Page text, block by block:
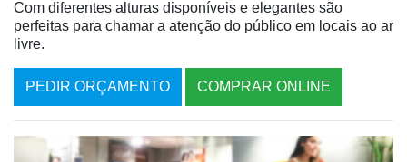
Com diferentes alturas disponíveis e elegantes são
perfeitas para chamar a atenção do público em locais ao ar
livre.
PEDIR ORÇAMENTO COMPRAR ONLINE